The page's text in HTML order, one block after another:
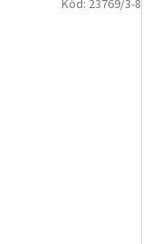
Kód: 23769/3-8